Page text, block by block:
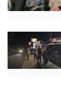
Perempuan/